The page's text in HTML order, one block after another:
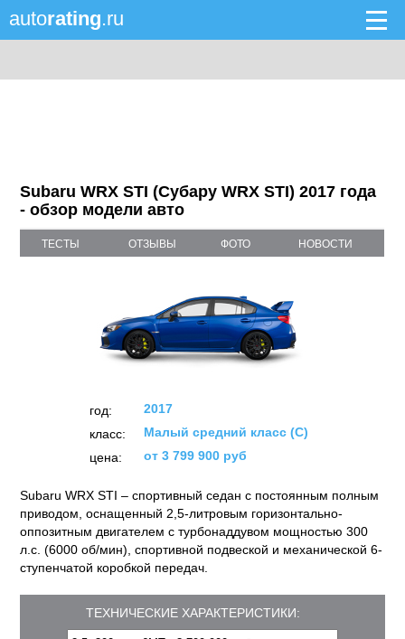
autorating.ru
Subaru WRX STI (Субару WRX STI) 2017 года
- обзор модели авто
ТЕСТЫ ОТЗЫВЫ ФОТО НОВОСТИ
год:
2017
класс:
Малый средний класс (C)
цена:
от 3 799 900 руб
Subaru WRX STI – спортивный седан с постоянным полным
приводом, оснащенный 2,5-литровым горизонтально-
оппозитным двигателем с турбонаддувом мощностью 300
л.с. (6000 об/мин), спортивной подвеской и механической 6-
ступенчатой коробкой передач.
ТЕХНИЧЕСКИЕ ХАРАКТЕРИСТИКИ: